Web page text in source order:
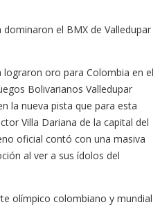
el BMX de Valledupar
oro para Colombia en el
Bolivarianos Valledupar
la nueva pista que para esta
Villa Dariana de la capital del
oficial contó con una masiva
al ver a sus ídolos del
olímpico colombiano y mundial